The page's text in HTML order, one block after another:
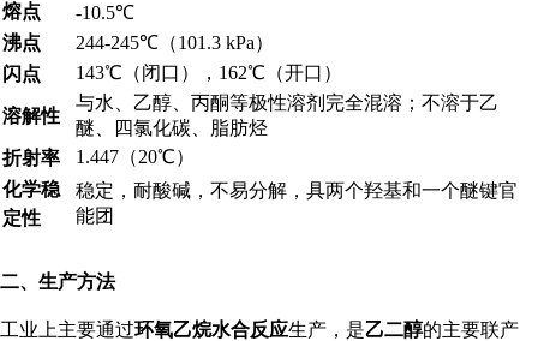
熔点
-10.5℃
沸点
244-245℃（101.3 kPa）
闪点
143℃（闭口），162℃（开口）
溶解性
与水、乙醇、丙酮等极性溶剂完全混溶；不溶于乙
醚、四氯化碳、脂肪烃
折射率
1.447（20℃）
化学稳
定性
稳定，耐酸碱，不易分解，具两个羟基和一个醚键官
能团
二、生产方法
工业上主要通过环氧乙烷水合反应生产，是乙二醇的主要联产